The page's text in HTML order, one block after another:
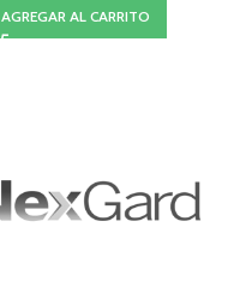
AGREGAR AL CARRITO